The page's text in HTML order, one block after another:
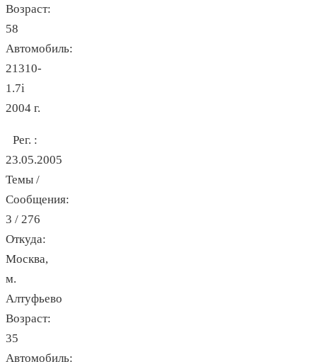
Возраст:
58
Автомобиль:
21310-
1.7i
2004 г.
Рег. :
23.05.2005
Темы /
Сообщения:
3 / 276
Откуда:
Москва,
м.
Алтуфьево
Возраст:
35
Автомобиль: